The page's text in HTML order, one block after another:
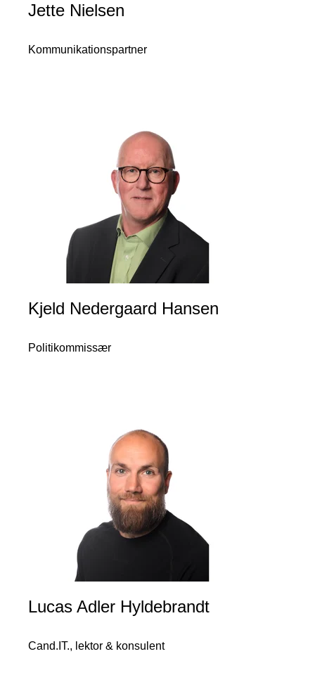
Jette Nielsen
Kommunikationspartner
Kjeld Nedergaard Hansen
Politikommissær
Lucas Adler Hyldebrandt
Cand.IT., lektor & konsulent